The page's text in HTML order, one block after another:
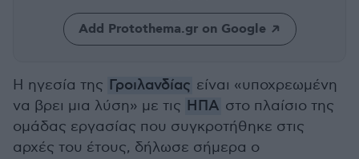
Add Protothema.gr on Google
Η ηγεσία της Γροιλανδίας είναι «υποχρεωμένη
να βρει μια λύση» με τις ΗΠΑ στο πλαίσιο της
ομάδας εργασίας που συγκροτήθηκε στις
αρχές του έτους, δήλωσε σήμερα ο